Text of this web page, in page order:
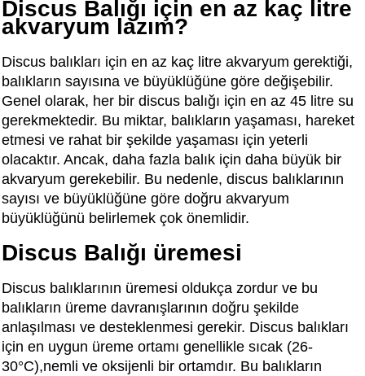
Discus Balığı için en az kaç litre
akvaryum lazım?
Discus balıkları için en az kaç litre akvaryum gerektiği,
balıkların sayısına ve büyüklüğüne göre değişebilir.
Genel olarak, her bir discus balığı için en az 45 litre su
gerekmektedir. Bu miktar, balıkların yaşaması, hareket
etmesi ve rahat bir şekilde yaşaması için yeterli
olacaktır. Ancak, daha fazla balık için daha büyük bir
akvaryum gerekebilir. Bu nedenle, discus balıklarının
sayısı ve büyüklüğüne göre doğru akvaryum
büyüklüğünü belirlemek çok önemlidir.
Discus Balığı üremesi
Discus balıklarının üremesi oldukça zordur ve bu
balıkların üreme davranışlarının doğru şekilde
anlaşılması ve desteklenmesi gerekir. Discus balıkları
için en uygun üreme ortamı genellikle sıcak (26-
30°C),nemli ve oksijenli bir ortamdır. Bu balıkların